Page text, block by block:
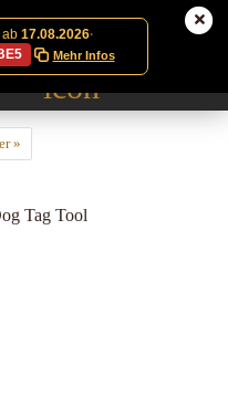
ab 17.08.2026·
Mehr Infos
»
Tag Tool